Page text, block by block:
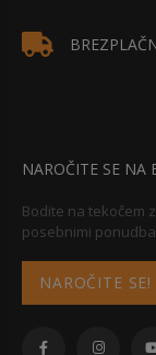
NAROČITE SE NA
Bodite na tekočem
posebnimi
NAROČITE SE!